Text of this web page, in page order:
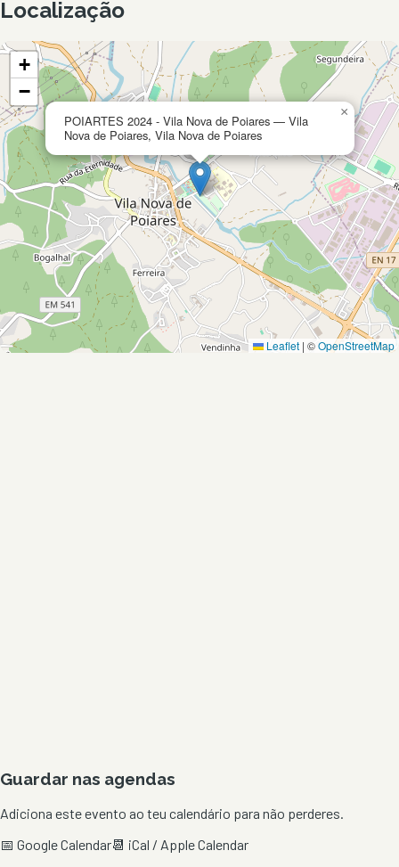
Localização
POIARTES 2024 - Vila Nova de Poiares — Vila
Nova de Poiares, Vila Nova de Poiares
×
+
−
Leaflet | ©OpenStreetMap
Guardar nas agendas
Adiciona este evento ao teu calendário para não perderes.
📅 Google Calendar📆 iCal / Apple Calendar